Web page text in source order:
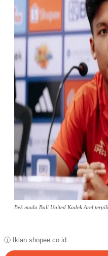
Bek muda Bali United Kadek Arel
ⓘ Iklan shopee.co.id